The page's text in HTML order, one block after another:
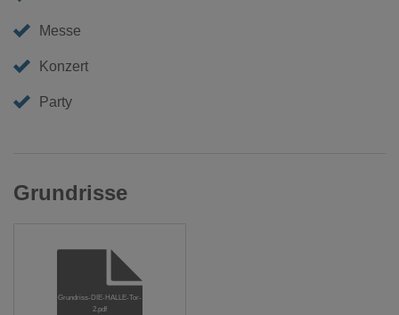
Messe
Konzert
Party
Grundrisse
Grundriss-DIE-HALLE-Tor-
2.pdf